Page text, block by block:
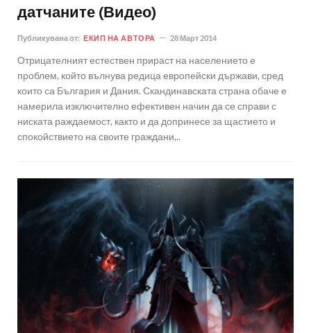
датчаните (Видео)
Публикувана от: ЕКИП НА АВТОРА 28 Март 2014
Отрицателният естествен прираст на населението е
проблем, който вълнува редица европейски държави, сред
които са България и Дания. Скандинавската страна обаче е
намерила изключително ефективен начин да се справи с
ниската раждаемост, както и да допринесе за щастието и
спокойствието на своите граждани,..